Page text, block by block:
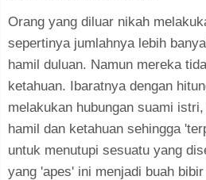
Orang yang diluar nikah
sepertinya jumlahnya lebih
hamil duluan. Namun mereka
ketahuan. Ibaratnya dengan
melakukan hubungan suami
hamil dan ketahuan sehingga
untuk menutupi sesuatu yang
yang 'apes' ini menjadi buah